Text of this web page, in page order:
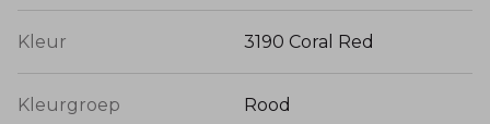
Kleur 3190 Coral Red
Kleurgroep Rood